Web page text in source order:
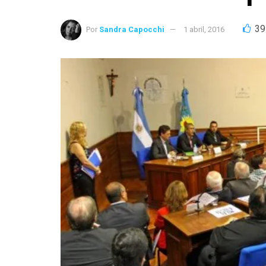
Por Sandra Capocchi 1 abril, 2016 39